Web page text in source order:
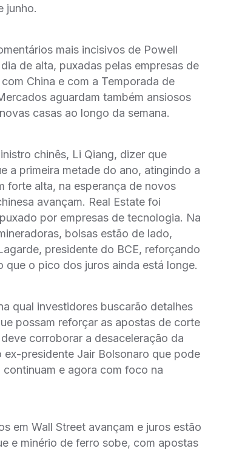
junho.
mais incisivos de Powell
de alta, puxadas pelas empresas de
China e com a Temporada de
aguardam também ansiosos
casas ao longo da semana.
chinês, Li Qiang, dizer que
a primeira metade do ano, atingindo a
forte alta, na esperança de novos
avançam. Real Estate foi
por empresas de tecnologia. Na
bolsas estão de lado,
presidente do BCE, reforçando
o pico dos juros ainda está longe.
qual investidores buscarão detalhes
possam reforçar as apostas de corte
corroborar a desaceleração da
presidente Jair Bolsonaro que pode
e agora com foco na
em Wall Street avançam e juros estão
e minério de ferro sobe, com apostas